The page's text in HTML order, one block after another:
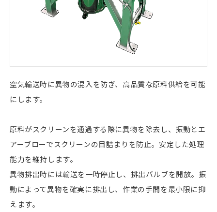
空気輸送時に異物の混入を防ぎ、高品質な原料供給を可能
にします。
原料がスクリーンを通過する際に異物を除去し、振動とエ
アーブローでスクリーンの目詰まりを防止。安定した処理
能力を維持します。
異物排出時には輸送を一時停止し、排出バルブを開放。振
動によって異物を確実に排出し、作業の手間を最小限に抑
えます。